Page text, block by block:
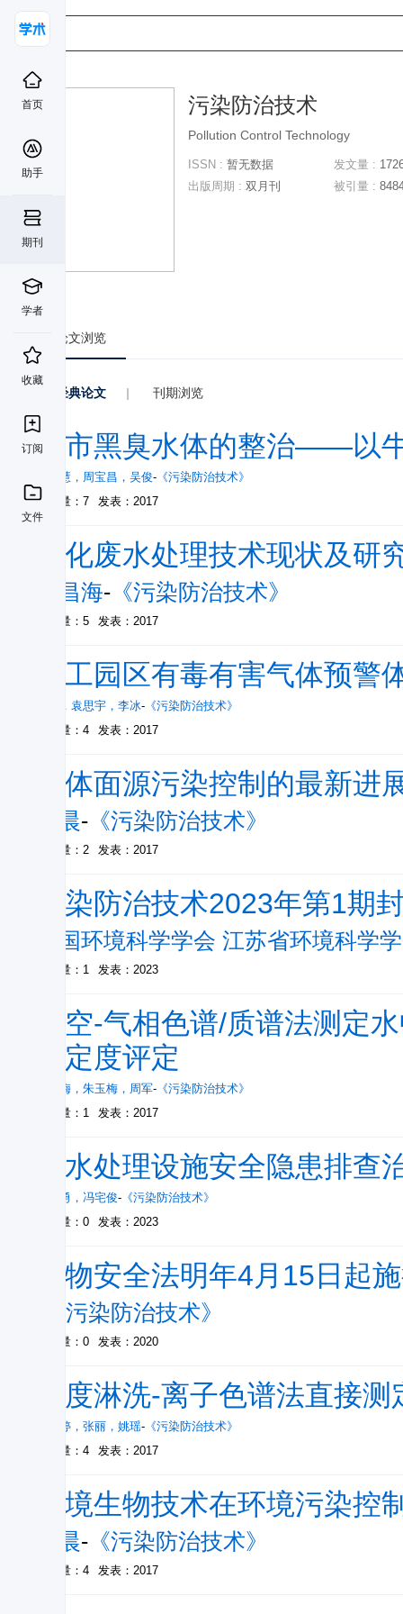
首页
助手
期刊
学者
收藏
订阅
文件
污染防治技术
Pollution Control Technology
ISSN : 暂无数据
出版周期 : 双月刊
发文量 :
被引量 :
论文浏览
经典论文 | 刊期浏览
城市黑臭水体的整治——以
黄洁慧 ， 周宝昌 ， 吴俊- 《污染防治技术》
被引量：7
发表：2017
焦化废水处理技术现状及研
陈昌海- 《污染防治技术》
被引量：5 发表：2017
化工园区有毒有害气体预警
， 袁思宇 ， 李冰- 《污染防治技术》
被引量：4
发表：2017
水体面源污染控制的最新进
张晨- 《污染防治技术》
被引量：2 发表：2017
污染防治技术2023年第1期
中国环境科学学会 江苏省环境科学
被引量：1 发表：2023
顶空-气相色谱/质谱法测定
确定度评定
孙红梅 ， 朱玉梅 ， 周军- 《污染防治技术》
被引量：1
发表：2017
污水处理设施安全隐患排查
殷祥勇 ， 冯宅俊- 《污染防治技术》
被引量：0
发表：2023
生物安全法明年4月15日起
《污染防治技术》
被引量：0 发表：2020
梯度淋洗-离子色谱法直接
李婷婷 ， 张丽 ， 姚瑶- 《污染防治技术》
被引量：4
发表：2017
环境生物技术在环境污染控
张晨- 《污染防治技术》
被引量：4 发表：2017